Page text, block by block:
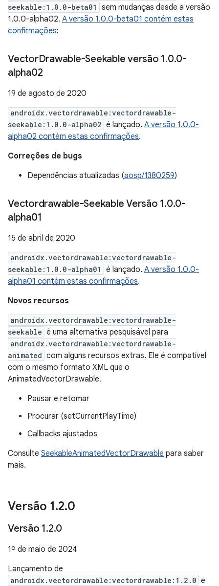
seekable:1.0.0-beta01
sem mudanças desde a versão
1.0.0-alpha02. A versão 1.0.0-beta01 contém estas
confirmações:
VectorDrawable-Seekable versão 1.0.0-
alpha02
19 de agosto de 2020
androidx.vectordrawable:vectordrawable-
seekable:1.0.0-alpha02 é lançado. A versão 1.0.0-
alpha02 contém estas confirmações.
Correções de bugs
Dependências atualizadas (aosp/1380259)
Vectordrawable-Seekable Versão 1.0.0-
alpha01
15 de abril de 2020
androidx.vectordrawable:vectordrawable-
seekable:1.0.0-alpha01
é lançado. A versão 1.0.0-
alpha01 contém estas confirmações.
Novos recursos
androidx.vectordrawable:vectordrawable-
seekable é uma alternativa pesquisável para
androidx.vectordrawable:vectordrawable-
animated com alguns recursos extras. Ele é compatível
com o mesmo formato XML que o
AnimatedVectorDrawable.
Pausar e retomar
Procurar (setCurrentPlayTime)
Callbacks ajustados
Consulte SeekableAnimatedVectorDrawable para saber
mais.
Versão 1.2.0
Versão 1.2.0
1º de maio de 2024
Lançamento de
androidx.vectordrawable:vectordrawable:1.2.0 e